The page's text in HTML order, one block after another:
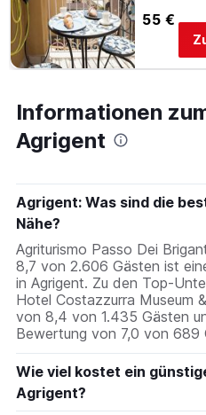
55 €
Informationen
Agrigent
Agrigent: Was sind die
Nähe?
Agriturismo Passo Dei
8,7 von 2.606 Gästen ist
in Agrigent. Zu den Top-
Hotel Costazzurra Museum
von 8,4 von 1.435 Gästen
Bewertung von 7,0 von 689
Wie viel kostet ein
Agrigent?